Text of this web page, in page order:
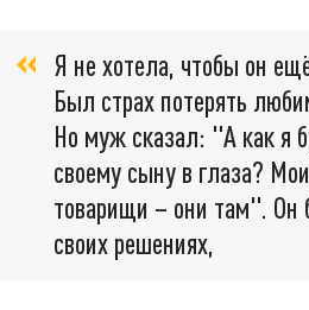
Я не хотела, чтобы он
Был страх потерять
Но муж сказал: "А как я
своему сыну в глаза?
товарищи – они там". Он
своих решениях,